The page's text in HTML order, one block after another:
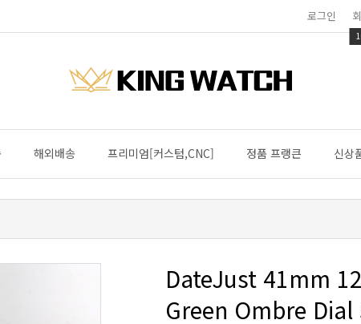
로그인
해외배송 프리미엄[커스텀,CNC] 정품 프랭큰 신상